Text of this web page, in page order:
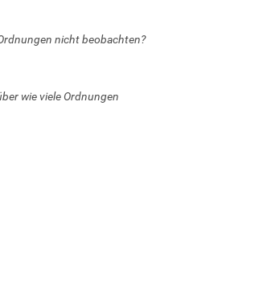
nicht beobachten?
wie viele Ordnungen